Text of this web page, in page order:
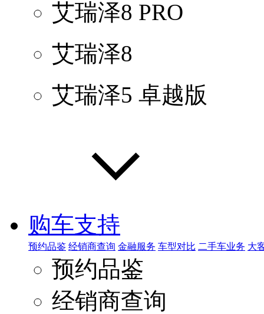
艾瑞泽8 PRO
艾瑞泽8
艾瑞泽5 卓越版
购车支持
预约品鉴 经销商查询 金融服务 车型对比 二手车业务 大
预约品鉴
经销商查询